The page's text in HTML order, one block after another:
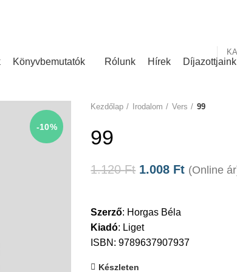
Könyvbemutatók Rólunk Hírek Díjazottjaink
-10%
Kezdőlap Irodalom Vers 99
99
1.120Ft 1.008 Ft (Online
Szerző: Horgas Béla
Kiadó: Liget
ISBN: 9789637907937
Készleten